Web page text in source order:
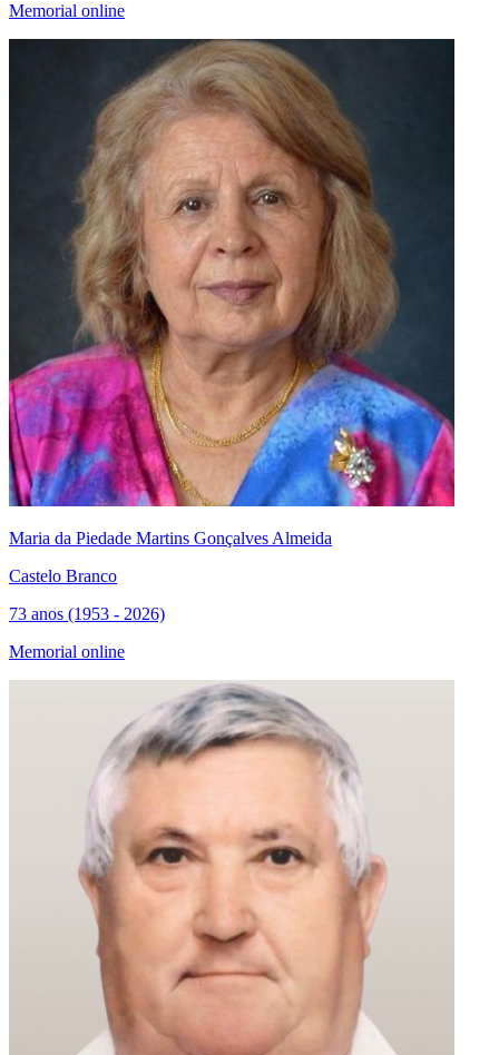
Memorial online
Maria da Piedade Martins Gonçalves Almeida
Castelo Branco
73 anos (1953 - 2026)
Memorial online